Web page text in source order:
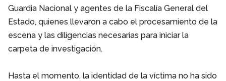
Guardia Nacional y agentes de la Fiscalía General del
Estado, quienes llevaron a cabo el procesamiento de la
escena y las diligencias necesarias para iniciar la
carpeta de investigación.
Hasta el momento, la identidad de la víctima no ha sido